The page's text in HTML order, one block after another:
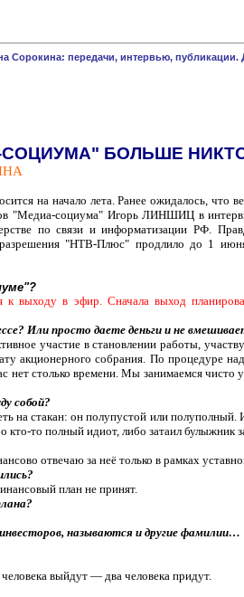
Сорокина: передачи, интервью,
СОЦИУМА" БОЛЬШЕ
на начало лета. Ранее ожидалось, что
"Медиа-социума" Игорь ЛИНШИЦ в
по связи и информатизации РФ.
"НТВ-Плюс" продлило до 1
к выходу в эфир. Сначала выход
Или просто даете деньги и не
участие в становлении работы,
акционерного собрания. По процедуре
нет столько времени. Мы занимаемся чисто
собой?
на стакан: он полупустой или
то полный идиот, либо затаил булыжник
отвечаю за неё только в рамках
план не принят.
называются и другие фамилии…
выйдут — два человека придут.